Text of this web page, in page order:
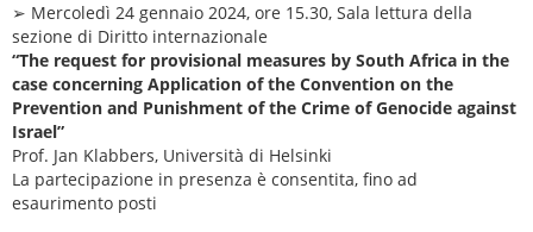
➢ Mercoledì 24 gennaio 2024, ore 15.30, Sala lettura della
sezione di Diritto internazionale
“The request for provisional measures by South Africa in the
case concerning Application of the Convention on the
Prevention and Punishment of the Crime of Genocide against
Israel”
Prof. Jan Klabbers, Università di Helsinki
La partecipazione in presenza è consentita, fino ad
esaurimento posti